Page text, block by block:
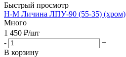
Быстрый просмотр
Н-М Личина ЛПУ-90 (55-35) (хром)
Много
1 450 ₽/шт
-
+
В корзину